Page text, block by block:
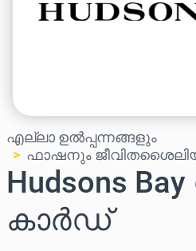
എല്ലാ ഉൽപ്പന്നങ്ങളും
ഫാഷനും
Hudsons Bay
കാർഡ്